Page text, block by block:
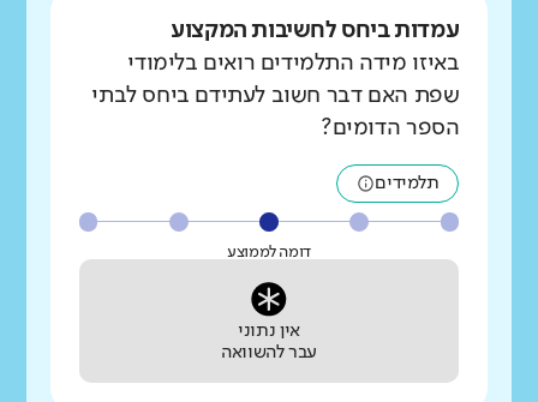
עמדות ביחס לחשיבות המקצוע
באיזו מידה התלמידים רואים בלימודי
שפת האם דבר חשוב לעתידם ביחס לבתי
הספר הדומים?
תלמידים
דומה לממוצע
אין נתוני
עבר להשוואה